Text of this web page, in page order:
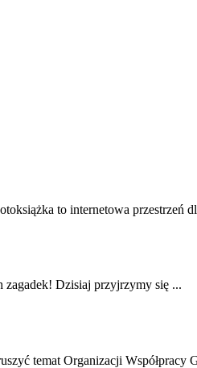
to internetowa przestrzeń
zagadek! Dzisiaj przyjrzymy się ...
temat Organizacji Współpracy